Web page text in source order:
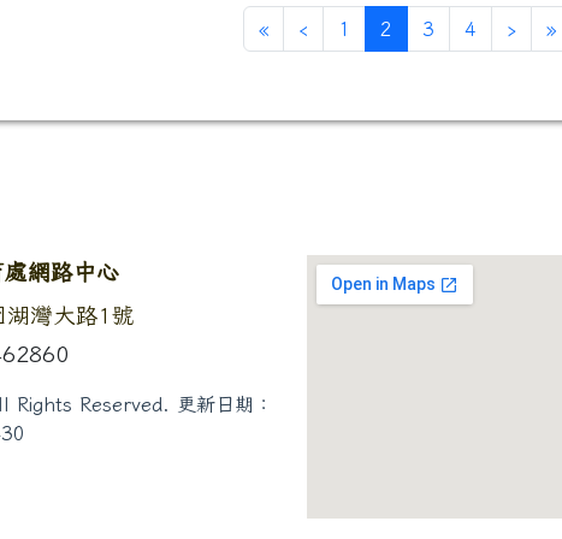
«第一頁
‹上一頁
1 2 (目前頁次)
3 4 ›下一頁
»
網路中心
灣大路1號
Rights Reserved.
更新日期：